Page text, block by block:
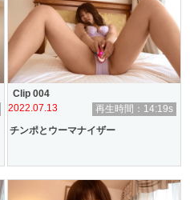
Clip 004
2022.07.13
再生時間：14:19s
チンポとウーマナイザー